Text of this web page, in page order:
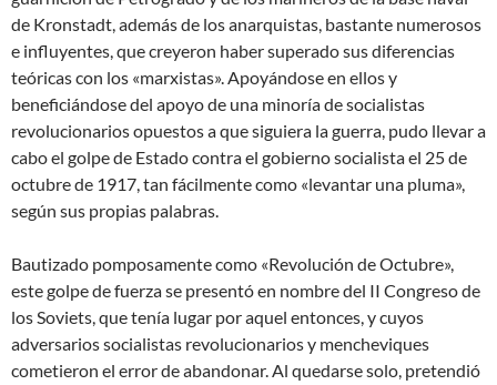
de Kronstadt, además de los anarquistas, bastante numerosos
e influyentes, que creyeron haber superado sus diferencias
teóricas con los «marxistas». Apoyándose en ellos y
beneficiándose del apoyo de una minoría de socialistas
revolucionarios opuestos a que siguiera la guerra, pudo llevar a
cabo el golpe de Estado contra el gobierno socialista el 25 de
octubre de 1917, tan fácilmente como «levantar una pluma»,
según sus propias palabras.
Bautizado pomposamente como «Revolución de Octubre»,
este golpe de fuerza se presentó en nombre del II Congreso de
los Soviets, que tenía lugar por aquel entonces, y cuyos
adversarios socialistas revolucionarios y mencheviques
cometieron el error de abandonar. Al quedarse solo, pretendió